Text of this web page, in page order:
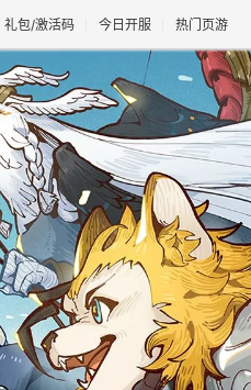
礼包/激活码 今日开服 热门页游
魔兽
天堂
王权与自由